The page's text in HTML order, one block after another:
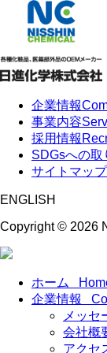
企業情報
事業内容
採用情報
SDGsへの取
サイトマップ
ENGLISH
Copyright © 2026
ホーム
企業情報
メッセ
会社概
アクセ